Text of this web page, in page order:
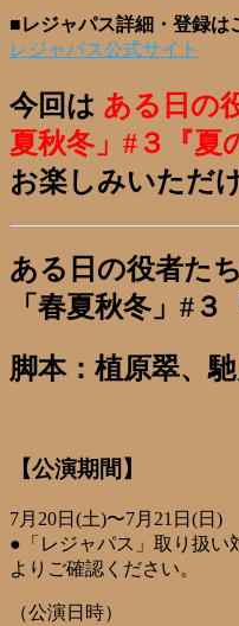
■レジャパス詳細・登録は
レジャパス公式サイト
今回は ある日の
夏秋冬」#３『夏
お楽しみいただ
ある日の役者た
「春夏秋冬」#３
脚本：植原翠、
【公演期間】
7月20日(土)〜7月21日(日)
●「レジャパス」取り扱い
よりご確認ください。
（公演日時）